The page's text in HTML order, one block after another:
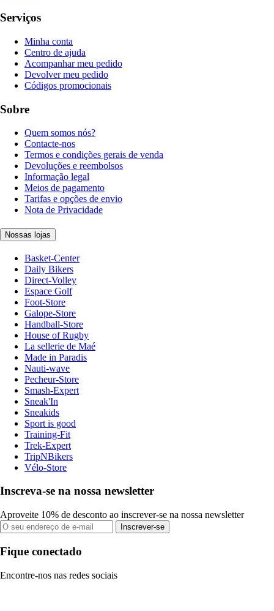
Serviços
Minha conta
Centro de ajuda
Acompanhar meu pedido
Devolver meu pedido
Códigos promocionais
Sobre
Quem somos nós?
Contacte-nos
Termos e condições gerais de venda
Devoluções e reembolsos
Informação legal
Meios de pagamento
Tarifas e opções de envio
Nota de Privacidade
Nossas lojas
Basket-Center
Daily Bikers
Direct-Volley
Espace Golf
Foot-Store
Galope-Store
Handball-Store
House of Rugby
La sellerie de Maé
Made in Paradis
Nauti-wave
Pecheur-Store
Smash-Expert
Sneak'In
Sneakids
Sport is good
Training-Fit
Trek-Expert
TripNBikers
Vélo-Store
Inscreva-se na nossa newsletter
Aproveite 10% de desconto ao inscrever-se na nossa newsletter
Inscrever-se
Fique conectado
Encontre-nos nas redes sociais